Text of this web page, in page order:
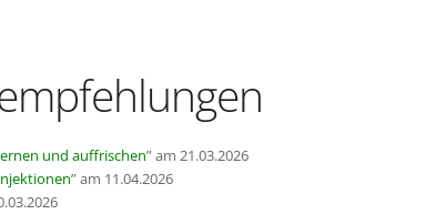
und auffrischen” am 21.03.2026
” am 11.04.2026